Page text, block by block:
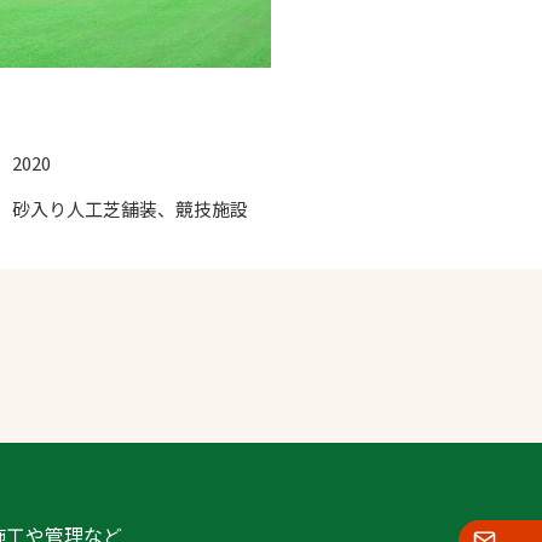
2020
砂入り人工芝舗装、競技施設
や管理など